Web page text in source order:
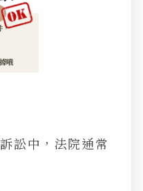
訟中，法院通常